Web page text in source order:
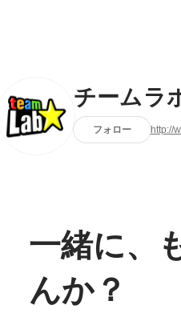
チームラ
フォロー http://
一緒に、
んか？